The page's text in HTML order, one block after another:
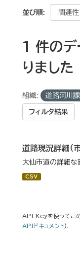
並び順
1 件のデ
りました
組織: 道路河川課
フィルタ結果
道路現況詳細（
大仙市道の詳細な
CSV
API Keyを使ってこ
APIドキュメント).